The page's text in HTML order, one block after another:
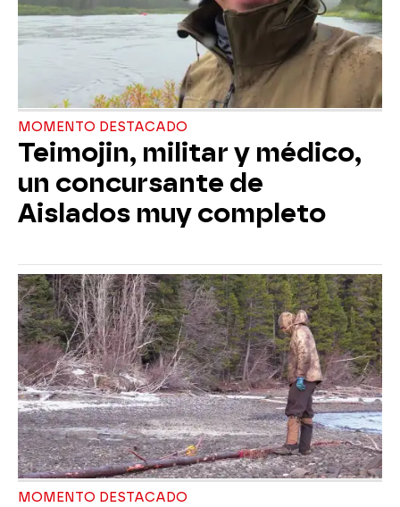
MOMENTO DESTACADO
Teimojin, militar y médico,
un concursante de
Aislados muy completo
MOMENTO DESTACADO